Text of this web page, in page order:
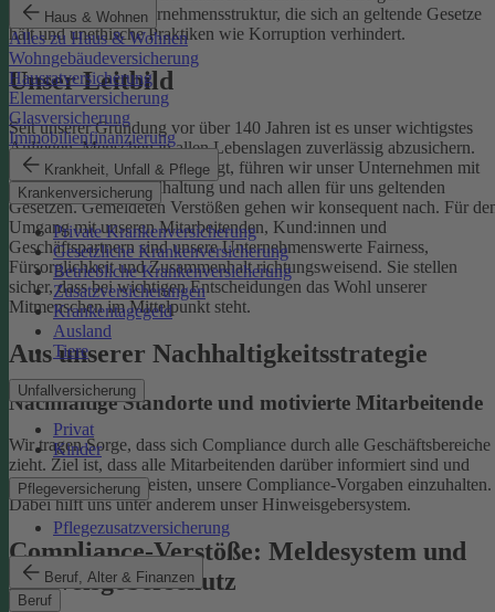
Haus & Wohnen
Alles zu Haus & Wohnen
Wohngebäudeversicherung
Hausratversicherung
Elementarversicherung
Glasversicherung
Immobilienfinanzierung
Krankheit, Unfall & Pflege
Krankenversicherung
Private Krankenversicherung
Gesetzliche Krankenversicherung
Betriebliche Krankenversicherung
Zusatzversicherungen
Krankentagegeld
Ausland
Tiere
Unfallversicherung
Privat
Kinder
Pflegeversicherung
Pflegezusatzversicherung
Beruf, Alter & Finanzen
Beruf
funktionierende Unternehmensstruktur, die sich an geltende Gesetze
hält und unethische Praktiken wie Korruption verhindert.
Unser Leitbild
Seit unserer Gründung vor über 140 Jahren ist es unser wichtigstes
Anliegen, Menschen in allen Lebenslagen zuverlässig abzusichern.
Damit uns das weiterhin gelingt, führen wir unser Unternehmen mit
einer ethischen Grundhaltung und nach allen für uns geltenden
Gesetzen. Gemeldeten Verstößen gehen wir konsequent nach. Für
Umgang mit unseren Mitarbeitenden, Kund:innen und
Geschäftspartnern sind unsere Unternehmenswerte Fairness,
Fürsorglichkeit und Zusammenhalt richtungsweisend. Sie stellen
sicher, dass bei wichtigen Entscheidungen das Wohl unserer
Mitmenschen im Mittelpunkt steht.
Aus unserer Nachhaltigkeitsstrategie
Nachhaltige Standorte und motivierte Mitarbeitende
Wir tragen Sorge, dass sich Compliance durch alle Geschäftsbereiche
zieht. Ziel ist, dass alle Mitarbeitenden darüber informiert sind und
einen Beitrag dazu leisten, unsere Compliance-Vorgaben einzuhalten.
Dabei hilft uns unter anderem unser Hinweisgebersystem.
Compliance-Verstöße: Meldesystem und
Hinweisgeberschutz